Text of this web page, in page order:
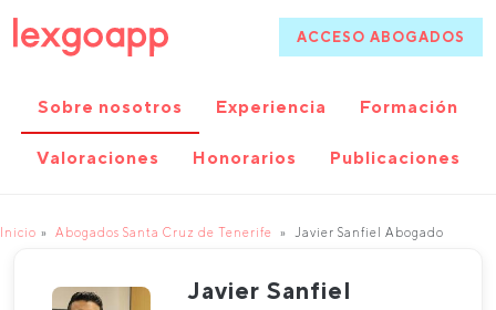
ACCESO ABOGADOS
Sobre nosotros Experiencia Formación
Valoraciones Honorarios Publicaciones
Inicio Abogados Santa Cruz de Tenerife Javier Sanfiel Abogado
Javier Sanfiel